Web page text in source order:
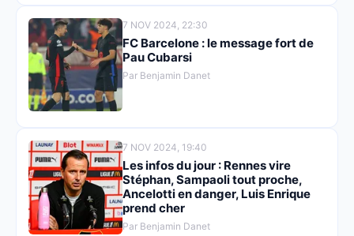
7 NOV 2024, 22:30
FC Barcelone : le message fort de
Pau Cubarsi
Par Benjamin Danet
7 NOV 2024, 19:40
Les infos du jour : Rennes vire
Stéphan, Sampaoli tout proche,
Ancelotti en danger, Luis Enrique
prend cher
Par Benjamin Danet